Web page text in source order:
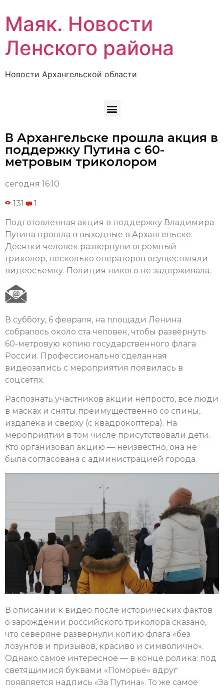
Маяк. Новости
Ленского района
Новости Архангельской области
В Архангельске прошла акция в
поддержку Путина с 60-
метровым триколором
сегодня 16:10
131 1
Подготовленная акция в поддержку Владимира
Путина прошла в выходные в Архангельске.
Десятки человек развернули огромный
триколор, несколько операторов осуществляли
видеосъемку. Полиция никого не задерживала.
В субботу, 6 февраля, на площади Ленина
собралось около ста человек, чтобы развернуть
60-метровую копию государственного флага
России. Профессионально сделанная
видеозапись с мероприятия появилась в
соцсетях.
Распознать участников акции непросто, все люди
в масках и сняты преимущественно со спины,
издалека и сверху (с квадрокоптера). На
мероприятии в том числе присутствовали дети.
Кто организовал акцию — неизвестно, она не
была согласована с администрацией города.
В описании к видео после исторических фактов
о зарождении российского триколора сказано,
что северяне развернули копию флага «без
лозунгов и призывов, красиво и символично».
Однако самое интересное — в конце ролика: под
светящимися буквами «Поморье» вдруг
появляется надпись «За Путина». То же самое